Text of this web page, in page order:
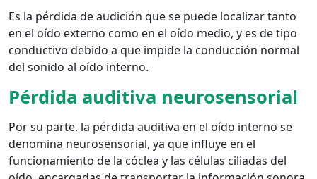
Es la pérdida de audición que se puede localizar tanto
en el oído externo como en el oído medio, y es de tipo
conductivo debido a que impide la conducción normal
del sonido al oído interno.
Pérdida auditiva neurosensorial
Por su parte, la pérdida auditiva en el oído interno se
denomina neurosensorial, ya que influye en el
funcionamiento de la cóclea y las células ciliadas del